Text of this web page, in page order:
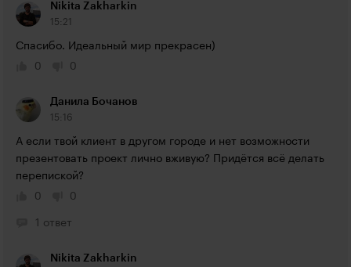
Nikita Zakharkin
15:21
Спасибо. Идеальный мир прекрасен)
0
0
Данила Бочанов
15:16
А если твой клиент в другом городе и нет возможности
презентовать проект лично вживую? Придётся всё делать
перепиской?
0
0
1 ответ
Nikita Zakharkin